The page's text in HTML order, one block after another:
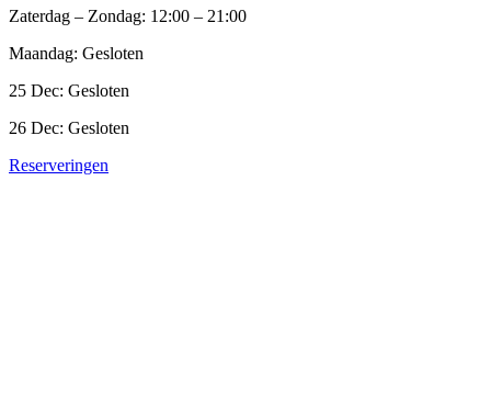
Zaterdag – Zondag: 12:00 – 21:00
Maandag: Gesloten
25 Dec: Gesloten
26 Dec: Gesloten
Reserveringen